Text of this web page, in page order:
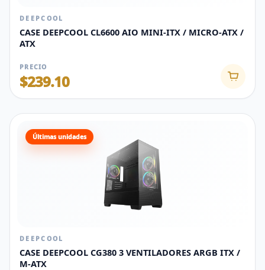
DEEPCOOL
CASE DEEPCOOL CL6600 AIO MINI-ITX / MICRO-ATX /
ATX
PRECIO
$239.10
Últimas unidades
DEEPCOOL
CASE DEEPCOOL CG380 3 VENTILADORES ARGB ITX /
M-ATX